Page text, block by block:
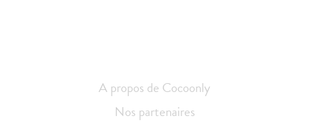
A propos de Cocoonly
Nos partenaires